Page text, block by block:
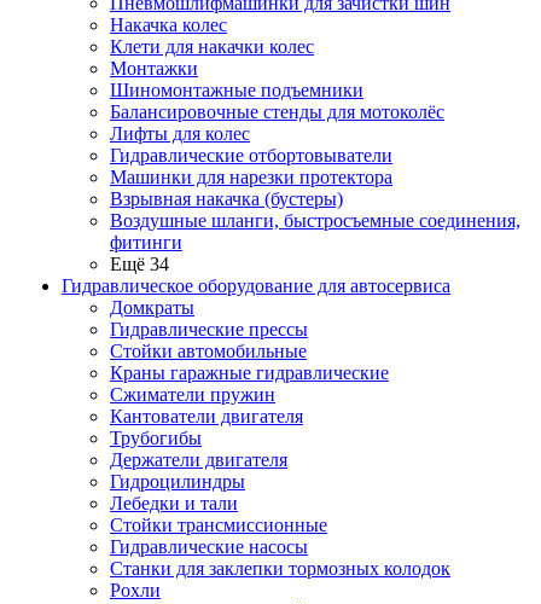
Накачка колес
Клети для накачки колес
Монтажки
Шиномонтажные подъемники
Балансировочные стенды для мотоколёс
Лифты для колес
Гидравлические отбортовыватели
Машинки для нарезки протектора
Взрывная накачка (бустеры)
Воздушные шланги, быстросъемные соединения,
фитинги
Ещё 34
Гидравлическое оборудование для автосервиса
Домкраты
Гидравлические прессы
Стойки автомобильные
Краны гаражные гидравлические
Сжиматели пружин
Кантователи двигателя
Трубогибы
Держатели двигателя
Гидроцилиндры
Лебедки и тали
Стойки трансмиссионные
Гидравлические насосы
Cтанки для заклепки тормозных колодок
Рохли